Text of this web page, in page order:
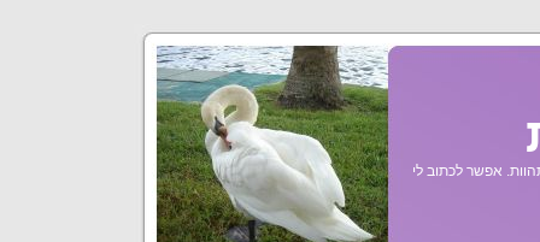
אפשר לכתוב לי